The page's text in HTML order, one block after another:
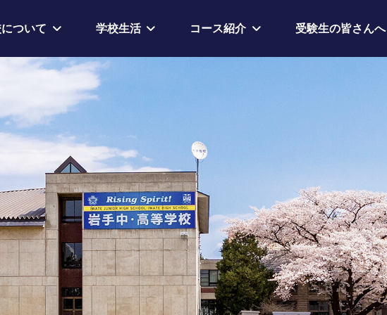
ついて 学校生活 コース紹介 受験生の皆さんへ